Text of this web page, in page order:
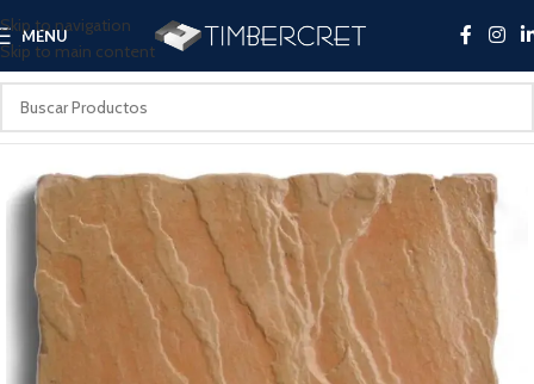
Skip to navigation
Skip to main content
MENU